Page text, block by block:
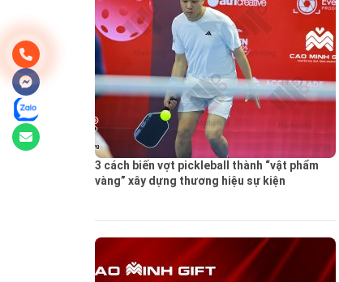
3 cách biến vợt pickleball thành “vật phẩm
vàng” xây dựng thương hiệu sự kiện